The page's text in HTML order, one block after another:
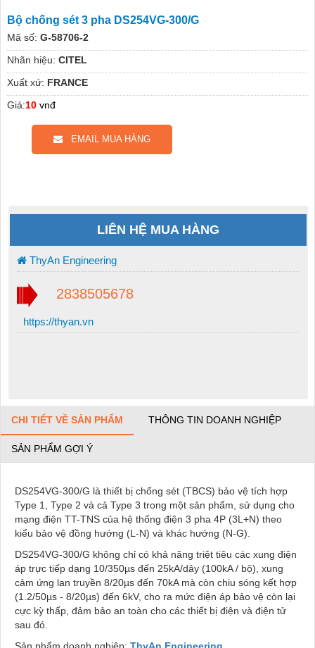
Bộ chống sét 3 pha DS254VG-300/G
Mã số: G-58706-2
Nhãn hiệu: CITEL
Xuất xứ: FRANCE
Giá:10 vnđ
EMAIL MUA HÀNG
LIÊN HỆ MUA HÀNG
ThyAn Engineering
2838505678
https://thyan.vn
CHI TIẾT VỀ SẢN PHẨM THÔNG TIN DOANH NGHIỆP
SẢN PHẨM GỢI Ý
DS254VG-300/G là thiết bị chống sét (TBCS) bảo vệ tích hợp
Type 1, Type 2 và cả Type 3 trong một sản phẩm, sử dụng cho
mạng điện TT-TNS của hệ thống điện 3 pha 4P (3L+N) theo
kiểu bảo vệ đồng hướng (L-N) và khác hướng (N-G).
DS254VG-300/G không chỉ có khả năng triệt tiêu các xung điện
áp trực tiếp dạng 10/350µs đến 25kA/dây (100kA / bộ), xung
cảm ứng lan truyền 8/20µs đến 70kA mà còn chiu sóng kết hợp
(1.2/50µs - 8/20µs) đến 6kV, cho ra mức điện áp bảo vệ còn lại
cực kỳ thấp, đảm bảo an toàn cho các thiết bị điện và điện tử
sau đó.
Sản phẩm doanh nghiệp: ThyAn Engineering